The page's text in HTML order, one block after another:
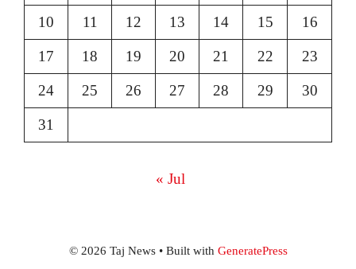
10 11 12 13 14 15 16
17 18 19 20 21 22 23
24 25 26 27 28 29 30
31
« Jul
© 2026 Taj News• Built with GeneratePress